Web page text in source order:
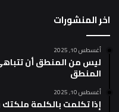
اخر المنشورات
أغسطس 10, 2025
ليس من المنطق أن
المنطق
أغسطس 10, 2025
إذا تكلمت بالكلمة ملكتك